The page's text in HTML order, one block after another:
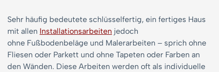
Sehr häufig bedeutete schlüsselfertig, ein fertiges Haus
mit allen Installationsarbeiten jedoch
ohne Fußbodenbeläge und Malerarbeiten – sprich ohne
Fliesen oder Parkett und ohne Tapeten oder Farben an
den Wänden. Diese Arbeiten werden oft als individuelle